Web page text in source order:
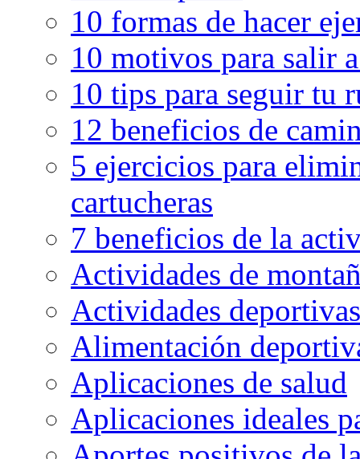
10 formas de hacer
10 motivos para salir
10 tips para seguir tu
12 beneficios de
5 ejercicios para
cartucheras
7 beneficios de la
Actividades de
Actividades
Alimentación
Aplicaciones de salud
Aplicaciones ideales